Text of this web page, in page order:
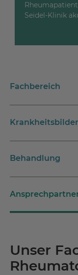
Seidel-Klinik
Fachbereich
Krankheitsbilder
Behandlung
Unser